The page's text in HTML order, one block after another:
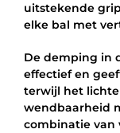
uitstekende
elke bal met
De demping in
effectief en
terwijl het
wendbaarheid
combinatie van